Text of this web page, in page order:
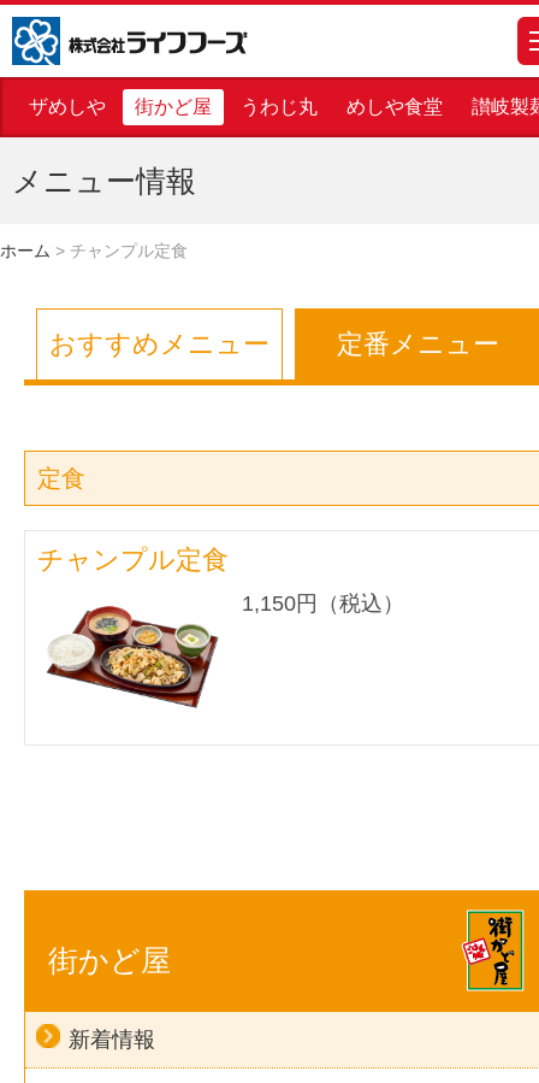
株式会社ライフフーズ
ザめしや 街かど屋 うわじ丸 めしや食堂 讃岐製
メニュー情報
ホーム > チャンプル定食
おすすめメニュー 定番メニュー
定食
チャンプル定食
1,150円（税込）
街かど屋
新着情報